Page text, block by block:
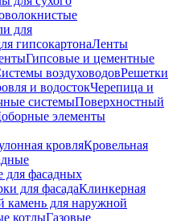
для
гипсокартонаЛенты
Гипсовые и цементные
воздуховодовРешетки
и водостокЧерепица и
системыПоверхностный
элементы
кровляКровельная
фасадных
для фасадаКлинкерная
камень для наружной
котлыГазовые